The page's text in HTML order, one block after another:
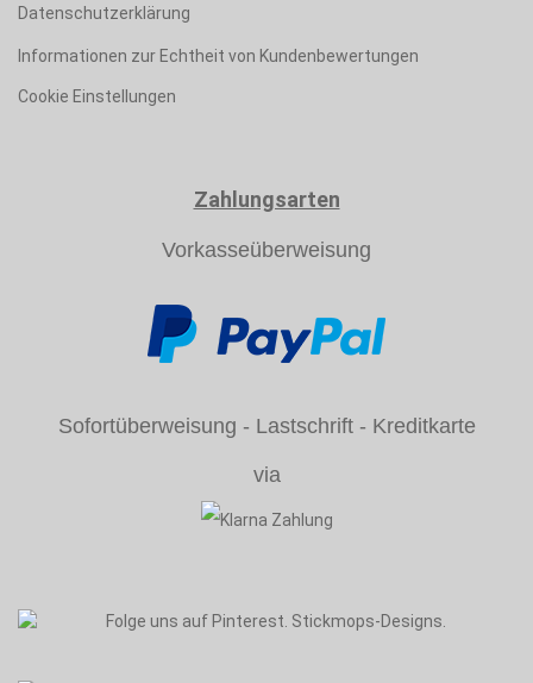
Datenschutzerklärung
Informationen zur Echtheit von Kundenbewertungen
Cookie Einstellungen
Zahlungsarten
Vorkasseüberweisung
Sofortüberweisung - Lastschrift - Kreditkarte
via